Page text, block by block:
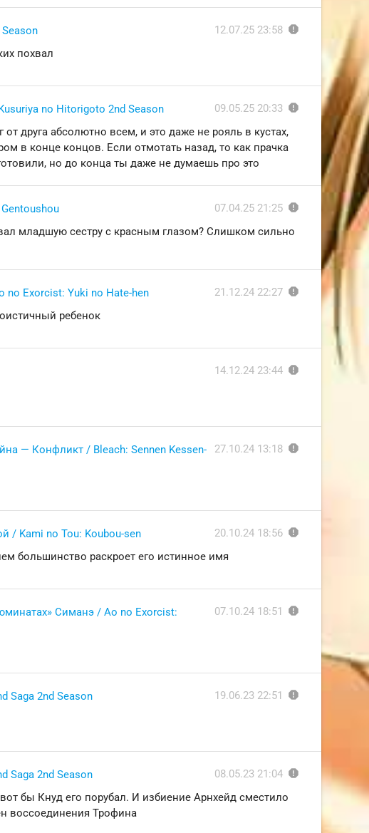
12.07.25 23:58 report
похвал
09.05.25 20:33 report
no Hitorigoto 2nd Season
друга абсолютно всем, и это даже не рояль в кустах,
в конце концов. Если отмотать назад, то как прачка
но до конца ты даже не думаешь про это
07.04.25 21:25 report
младшую сестру с красным глазом? Слишком сильно
21.12.24 22:27 report
no Exorcist: Yuki no Hate-hen
ребенок
14.12.24 23:44 report
27.10.24 13:18 report
— Конфликт / Bleach: Sennen Kessen-
20.10.24 18:56 report
/ Kami no Tou: Koubou-sen
большинство раскроет его истинное имя
07.10.24 18:51 report
Симанэ / Ao no Exorcist:
19.06.23 22:51 report
Saga 2nd Season
08.05.23 21:04 report
Saga 2nd Season
бы Кнуд его порубал. И избиение Арнхейд сместило
воссоединения Трофина